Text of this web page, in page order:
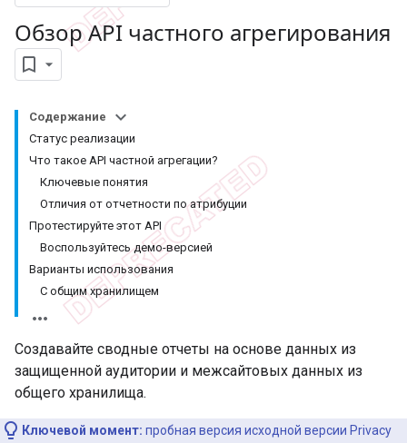
Обзор API частного агрегирования
Содержание
Статус реализации
Что такое API частной агрегации?
Ключевые понятия
Отличия от отчетности по атрибуции
Протестируйте этот API
Воспользуйтесь демо-версией
Варианты использования
С общим хранилищем
Создавайте сводные отчеты на основе данных из
защищенной аудитории и межсайтовых данных из
общего хранилища.
Ключевой момент: пробная версия исходной версии Privacy